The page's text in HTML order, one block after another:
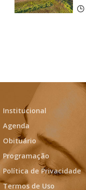
Institucional
Agenda
Obituário
Programação
Política de Privacidade
Termos de Uso